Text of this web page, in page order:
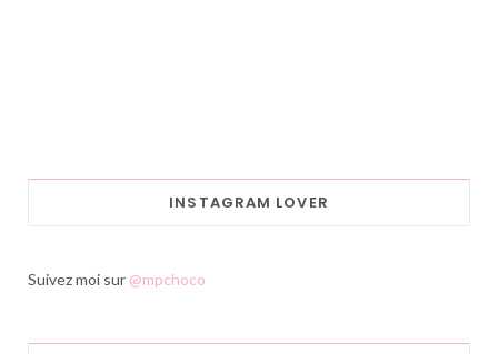
INSTAGRAM LOVER
Suivez moi sur @mpchoco